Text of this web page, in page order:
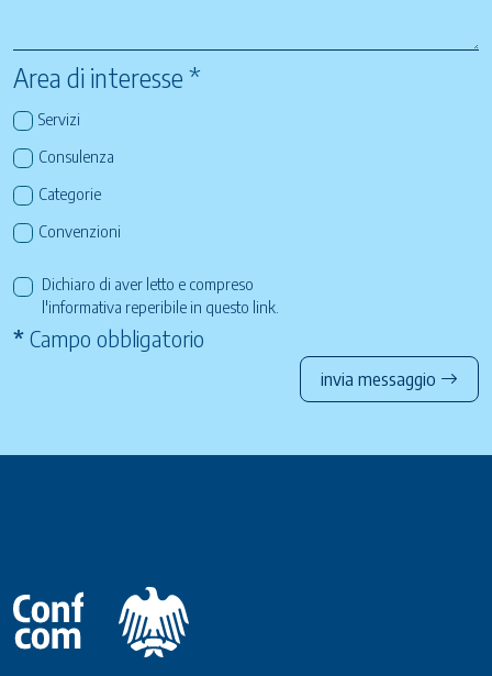
Area di interesse *
Servizi
Consulenza
Categorie
Convenzioni
Dichiaro di aver letto e compreso
l'informativa reperibile in questo link
* Campo obbligatorio
invia messaggio